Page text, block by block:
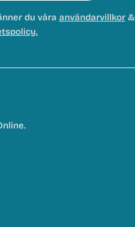
du våra användarvillkor&